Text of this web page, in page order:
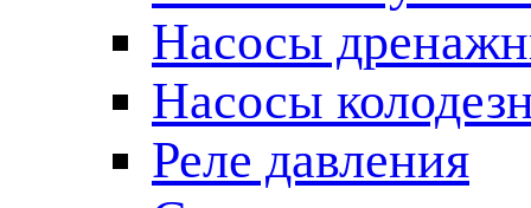
Насосы
Насосы
Реле давления